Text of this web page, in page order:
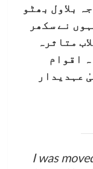
بلاول بھٹو
نے سکھر
متاثرہ
اقوام
عہدیدار
I was